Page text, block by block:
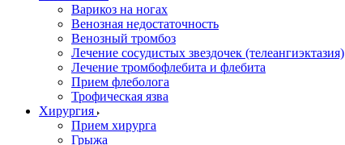
Варикоз на ногах
Венозная недостаточность
Венозный тромбоз
Лечение сосудистых звездочек (телеангиэктазия)
Лечение тромбофлебита и флебита
Прием флеболога
Трофическая язва
Хирургия
Прием хирурга
Грыжа